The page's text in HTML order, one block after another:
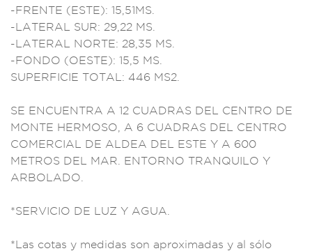
-FRENTE (ESTE): 15,51MS.
-LATERAL SUR: 29,22 MS.
-LATERAL NORTE: 28,35 MS.
-FONDO (OESTE): 15,5 MS.
SUPERFICIE TOTAL: 446 MS2.
SE ENCUENTRA A 12 CUADRAS DEL CENTRO DE
MONTE HERMOSO, A 6 CUADRAS DEL CENTRO
COMERCIAL DE ALDEA DEL ESTE Y A 600
METROS DEL
MAR. ENTORNO TRANQUILO Y
ARBOLADO.
*SERVICIO DE LUZ Y AGUA.
*Las cotas y medidas son aproximadas y al sólo